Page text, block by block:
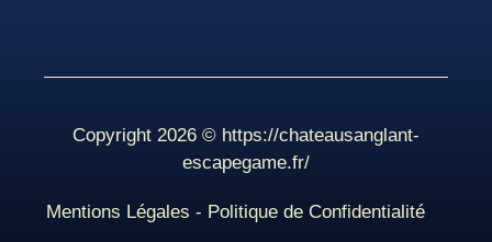
Copyright 2026 © https://chateausanglant-
escapegame.fr/
Mentions Légales - Politique de Confidentialité